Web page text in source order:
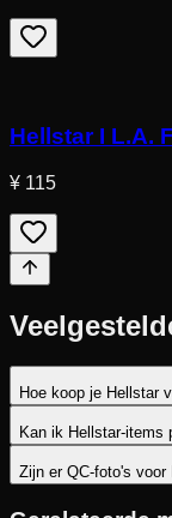
Hellstar I L.A.
¥ 115
Hoe koop je Hellstar
Kan ik Hellstar-items
Zijn er QC-foto's voor